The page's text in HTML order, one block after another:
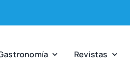
Revis­tas